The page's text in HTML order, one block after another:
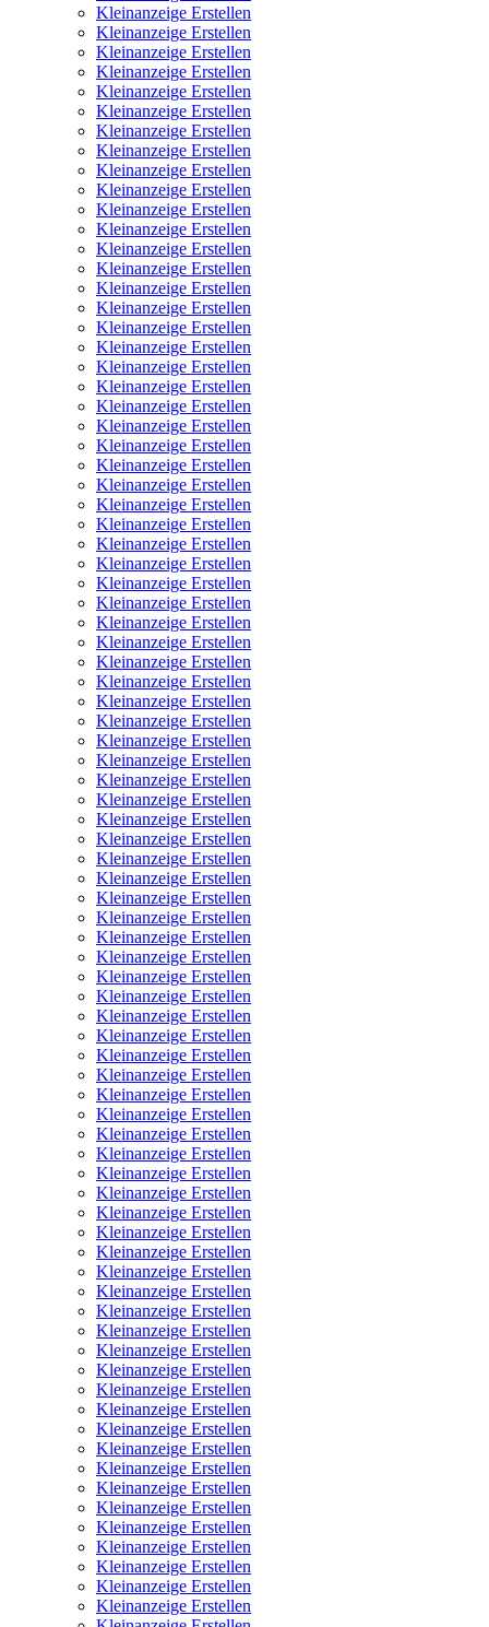
Kleinanzeige Erstellen
Kleinanzeige Erstellen
Kleinanzeige Erstellen
Kleinanzeige Erstellen
Kleinanzeige Erstellen
Kleinanzeige Erstellen
Kleinanzeige Erstellen
Kleinanzeige Erstellen
Kleinanzeige Erstellen
Kleinanzeige Erstellen
Kleinanzeige Erstellen
Kleinanzeige Erstellen
Kleinanzeige Erstellen
Kleinanzeige Erstellen
Kleinanzeige Erstellen
Kleinanzeige Erstellen
Kleinanzeige Erstellen
Kleinanzeige Erstellen
Kleinanzeige Erstellen
Kleinanzeige Erstellen
Kleinanzeige Erstellen
Kleinanzeige Erstellen
Kleinanzeige Erstellen
Kleinanzeige Erstellen
Kleinanzeige Erstellen
Kleinanzeige Erstellen
Kleinanzeige Erstellen
Kleinanzeige Erstellen
Kleinanzeige Erstellen
Kleinanzeige Erstellen
Kleinanzeige Erstellen
Kleinanzeige Erstellen
Kleinanzeige Erstellen
Kleinanzeige Erstellen
Kleinanzeige Erstellen
Kleinanzeige Erstellen
Kleinanzeige Erstellen
Kleinanzeige Erstellen
Kleinanzeige Erstellen
Kleinanzeige Erstellen
Kleinanzeige Erstellen
Kleinanzeige Erstellen
Kleinanzeige Erstellen
Kleinanzeige Erstellen
Kleinanzeige Erstellen
Kleinanzeige Erstellen
Kleinanzeige Erstellen
Kleinanzeige Erstellen
Kleinanzeige Erstellen
Kleinanzeige Erstellen
Kleinanzeige Erstellen
Kleinanzeige Erstellen
Kleinanzeige Erstellen
Kleinanzeige Erstellen
Kleinanzeige Erstellen
Kleinanzeige Erstellen
Kleinanzeige Erstellen
Kleinanzeige Erstellen
Kleinanzeige Erstellen
Kleinanzeige Erstellen
Kleinanzeige Erstellen
Kleinanzeige Erstellen
Kleinanzeige Erstellen
Kleinanzeige Erstellen
Kleinanzeige Erstellen
Kleinanzeige Erstellen
Kleinanzeige Erstellen
Kleinanzeige Erstellen
Kleinanzeige Erstellen
Kleinanzeige Erstellen
Kleinanzeige Erstellen
Kleinanzeige Erstellen
Kleinanzeige Erstellen
Kleinanzeige Erstellen
Kleinanzeige Erstellen
Kleinanzeige Erstellen
Kleinanzeige Erstellen
Kleinanzeige Erstellen
Kleinanzeige Erstellen
Kleinanzeige Erstellen
Kleinanzeige Erstellen
Kleinanzeige Erstellen